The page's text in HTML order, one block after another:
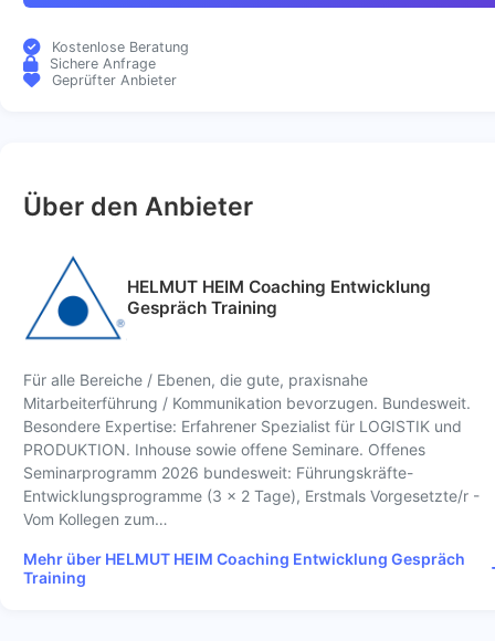
Kostenlose Beratung
Sichere Anfrage
Geprüfter Anbieter
Über den Anbieter
HELMUT HEIM Coaching Entwicklung
Gespräch Training
Für alle Bereiche / Ebenen, die gute, praxisnahe
Mitarbeiterführung / Kommunikation bevorzugen. Bundesweit.
Besondere Expertise: Erfahrener Spezialist für LOGISTIK und
PRODUKTION. Inhouse sowie offene Seminare. Offenes
Seminarprogramm 2026 bundesweit: Führungskräfte-
Entwicklungsprogramme (3 x 2 Tage), Erstmals Vorgesetzte/r -
Vom Kollegen zum…
Mehr über HELMUT HEIM Coaching Entwicklung Gespräch
Training